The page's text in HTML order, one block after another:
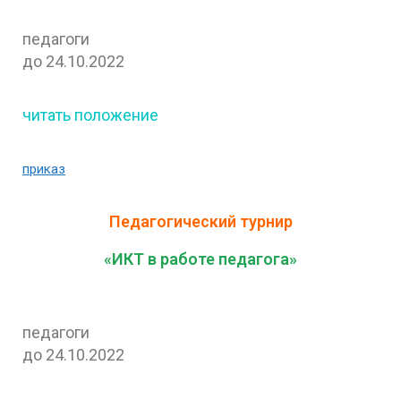
педагоги
до 24.10.2022
читать положение
приказ
Педагогический турнир
«ИКТ в работе педагога»
педагоги
до 24.10.2022